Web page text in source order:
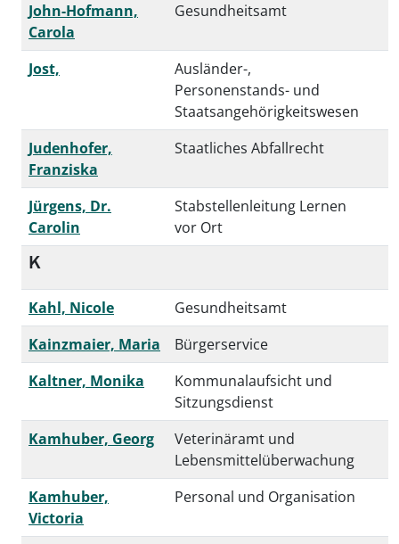
John-Hofmann,
Carola
Gesundheitsamt
Jost,
Ausländer-,
Personenstands- und
Staatsangehörigkeitswesen
Judenhofer,
Franziska
Staatliches Abfallrecht
Jürgens, Dr.
Carolin
Stabstellenleitung Lernen
vor Ort
K
Kahl, Nicole
Gesundheitsamt
Kainzmaier, Maria
Bürgerservice
Kaltner, Monika
Kommunalaufsicht und
Sitzungsdienst
Kamhuber, Georg
Veterinäramt und
Lebensmittelüberwachung
Kamhuber,
Victoria
Personal und Organisation